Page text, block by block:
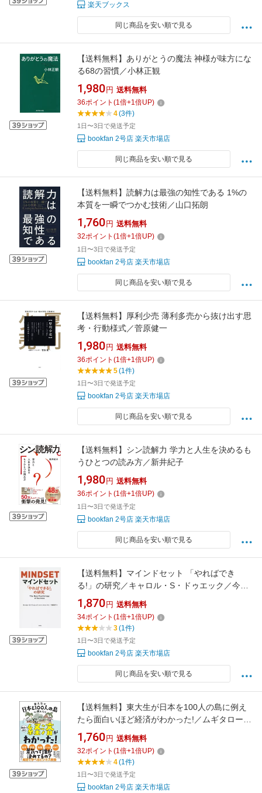
楽天ブックス
同じ商品を安い順で見る
【送料無料】ありがとうの魔法 神様が味方にな
る68の習慣／小林正観
1,980 円 送料無料
36ポイント (1倍+1倍UP)
4(3件)
1日〜3日で発送予定
bookfan 2号店 楽天市場店
同じ商品を安い順で見る
【送料無料】読解力は最強の知性である 1%の
本質を一瞬でつかむ技術／山口拓朗
1,760 円 送料無料
32ポイント (1倍+1倍UP)
1日〜3日で発送予定
bookfan 2号店 楽天市場店
同じ商品を安い順で見る
【送料無料】厚利少売 薄利多売から抜け出す思
考・行動様式／菅原健一
1,980 円 送料無料
36ポイント (1倍+1倍UP)
5(1件)
1日〜3日で発送予定
bookfan 2号店 楽天市場店
同じ商品を安い順で見る
【送料無料】シン読解力 学力と人生を決めるも
うひとつの読み方／新井紀子
1,980 円 送料無料
36ポイント (1倍+1倍UP)
1日〜3日で発送予定
bookfan 2号店 楽天市場店
同じ商品を安い順で見る
【送料無料】マインドセット 「やればでき
る!」の研究／キャロル・S・ドゥエック／今西
康子
1,870 円 送料無料
34ポイント (1倍+1倍UP)
3(1件)
1日〜3日で発送予定
bookfan 2号店 楽天市場店
同じ商品を安い順で見る
【送料無料】東大生が日本を100人の島に例え
たら面白いほど経済がわかった!／ムギタロー／
井上智洋／望月慎
1,760 円 送料無料
32ポイント (1倍+1倍UP)
4(1件)
1日〜3日で発送予定
bookfan 2号店 楽天市場店